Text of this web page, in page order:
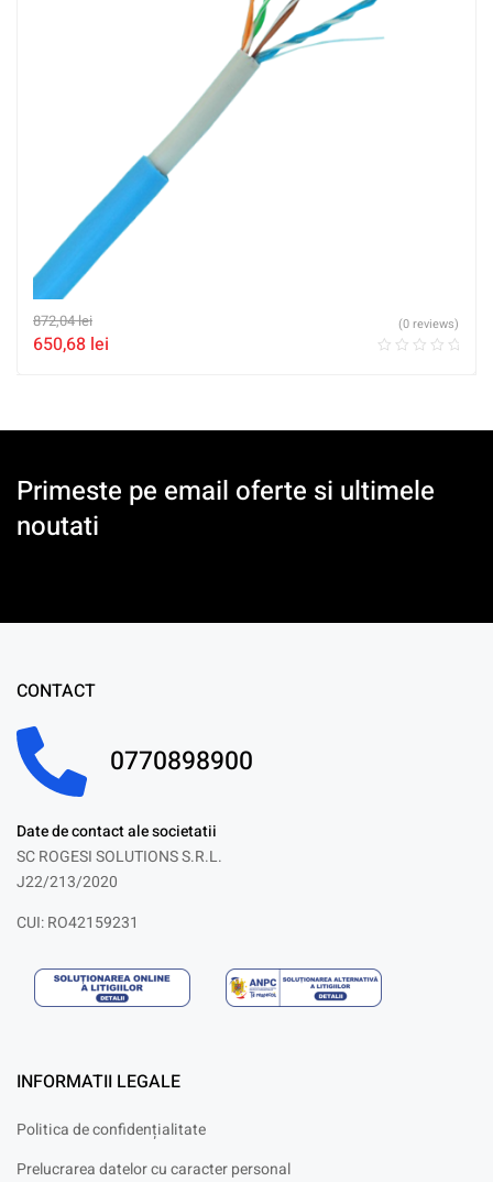
872,04lei
650,68 lei
(0 reviews)
Primeste pe email oferte si ultimele
noutati
CONTACT
0770898900
Date de contact ale societatii
SC ROGESI SOLUTIONS S.R.L.
J22/213/2020
CUI: RO42159231
INFORMATII LEGALE
Politica de confidențialitate
Prelucrarea datelor cu caracter personal